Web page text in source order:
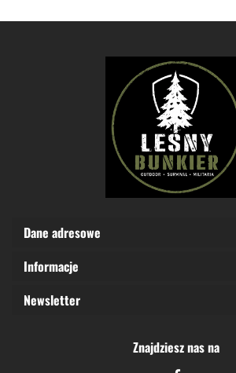
Dane adresowe
Informacje
Newsletter
Znajdziesz nas na